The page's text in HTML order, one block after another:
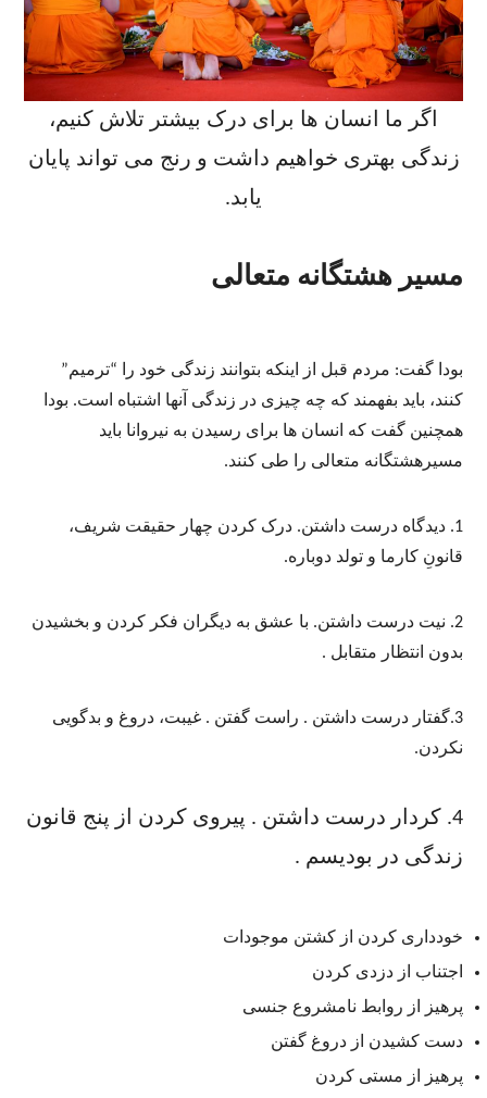
اگر ما انسان ها برای درک بیشتر تلاش کنیم،
زندگی بهتری خواهیم داشت و رنج می تواند پایان
یابد.
مسیر هشتگانه متعالی
بودا گفت: مردم قبل از اینکه بتوانند زندگی خود را “ترمیم”
کنند، باید بفهمند که چه چیزی در زندگی آنها اشتباه است. بودا
همچنین گفت که انسان ها برای رسیدن به نیروانا باید
مسیرهشتگانه متعالی را طی کنند.
1. دیدگاه درست داشتن. درک کردن چهار حقیقت شریف،
قانونِ کارما و تولد دوباره.
2. نیت درست داشتن. با عشق به دیگران فکر کردن و بخشیدن
بدون انتظار متقابل .
3.گفتار درست داشتن . راست گفتن . غیبت، دروغ و بدگویی
نکردن.
4. کردار درست داشتن . پیروی کردن از پنج قانون
زندگی در بودیسم .
خودداری کردن از کشتن موجودات
اجتناب از دزدی کردن
پرهیز از روابط نامشروع جنسی
دست کشیدن از دروغ گفتن
پرهیز از مستی کردن